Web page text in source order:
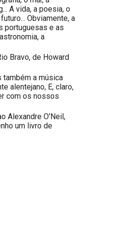
A vida, a poesia, o
Obviamente, a
portuguesas e as
a
Bravo, de Howard
também a música
alentejano, E, claro,
com os nossos
Alexandre O'Neil,
um livro de